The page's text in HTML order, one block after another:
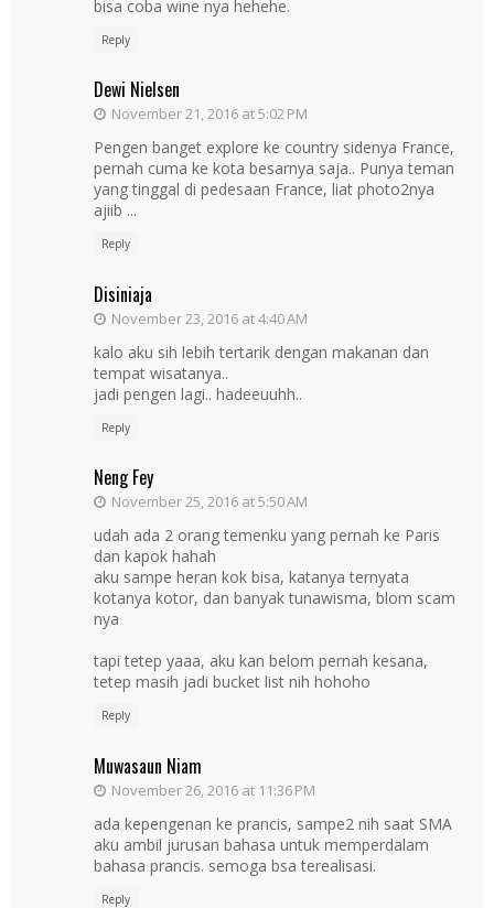
bisa coba wine nya hehehe.
Reply
Dewi Nielsen
November 21, 2016 at 5:02 PM
Pengen banget explore ke country sidenya France,
pernah cuma ke kota besarnya saja.. Punya teman
yang tinggal di pedesaan France, liat photo2nya
ajiib ...
Reply
Disiniaja
November 23, 2016 at 4:40 AM
kalo aku sih lebih tertarik dengan makanan dan
tempat wisatanya..
jadi pengen lagi.. hadeeuuhh..
Reply
Neng Fey
November 25, 2016 at 5:50 AM
udah ada 2 orang temenku yang pernah ke Paris
dan kapok hahah
aku sampe heran kok bisa, katanya ternyata
kotanya kotor, dan banyak tunawisma, blom scam
nya
tapi tetep yaaa, aku kan belom pernah kesana,
tetep masih jadi bucket list nih hohoho
Reply
Muwasaun Niam
November 26, 2016 at 11:36 PM
ada kepengenan ke prancis, sampe2 nih saat SMA
aku ambil jurusan bahasa untuk memperdalam
bahasa prancis. semoga bsa terealisasi.
Reply